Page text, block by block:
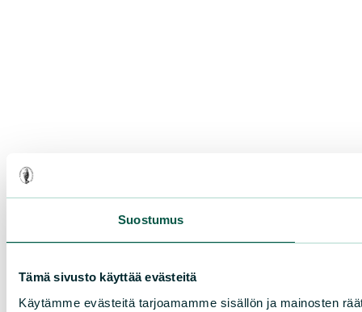
Suostumus
Tämä sivusto käyttää evästeitä
Käytämme evästeitä tarjoamamme sisällön ja mainosten